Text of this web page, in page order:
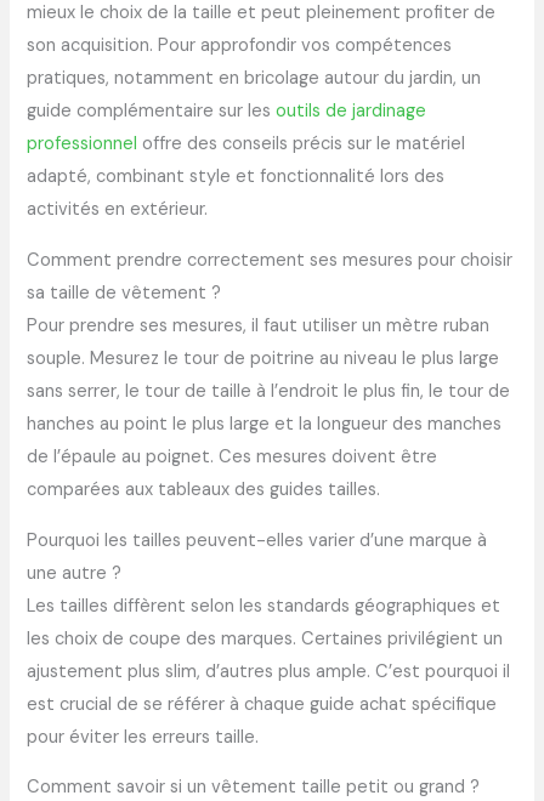
mieux le choix de la taille et peut pleinement profiter de
son acquisition. Pour approfondir vos compétences
pratiques, notamment en bricolage autour du jardin, un
guide complémentaire sur lesoutils de jardinage
professionnel offre des conseils précis sur le matériel
adapté, combinant style et fonctionnalité lors des
activités en extérieur.
Comment prendre correctement ses mesures pour choisir
sa taille de vêtement ?
Pour prendre ses mesures, il faut utiliser un mètre ruban
souple. Mesurez le tour de poitrine au niveau le plus large
sans serrer, le tour de taille à l’endroit le plus fin, le tour de
hanches au point le plus large et la longueur des manches
de l’épaule au poignet. Ces mesures doivent être
comparées aux tableaux des guides tailles.
Pourquoi les tailles peuvent-elles varier d’une marque à
une autre ?
Les tailles diffèrent selon les standards géographiques et
les choix de coupe des marques. Certaines privilégient un
ajustement plus slim, d’autres plus ample. C’est pourquoi il
est crucial de se référer à chaque guide achat spécifique
pour éviter les erreurs taille.
Comment savoir si un vêtement taille petit ou grand ?